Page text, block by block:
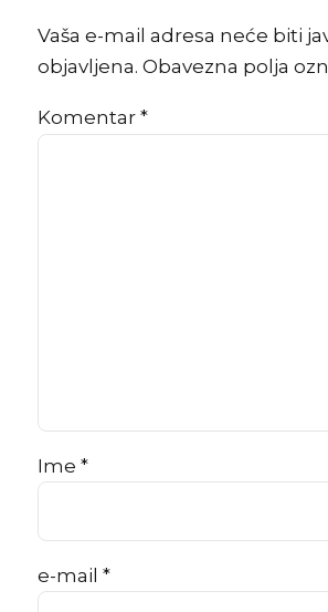
Vaša e-mail adresa neće biti
objavljena. Obavezna polja
Komentar *
Ime *
e-mail *